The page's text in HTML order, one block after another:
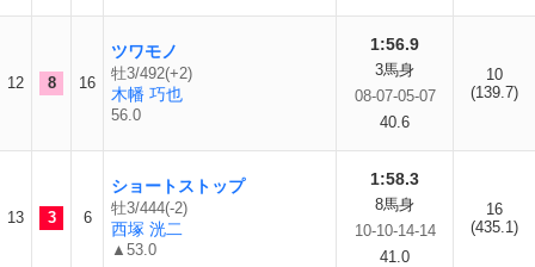
12 8 16
ツワモノ
牡3/492(+2)
木幡 巧也
56.0
1:56.9
3馬身
08-07-05-07
40.6
10
(139.7)
13 3 6
ショートストップ
牡3/444(-2)
西塚 洸二
▲53.0
1:58.3
8馬身
10-10-14-14
41.0
16
(435.1)